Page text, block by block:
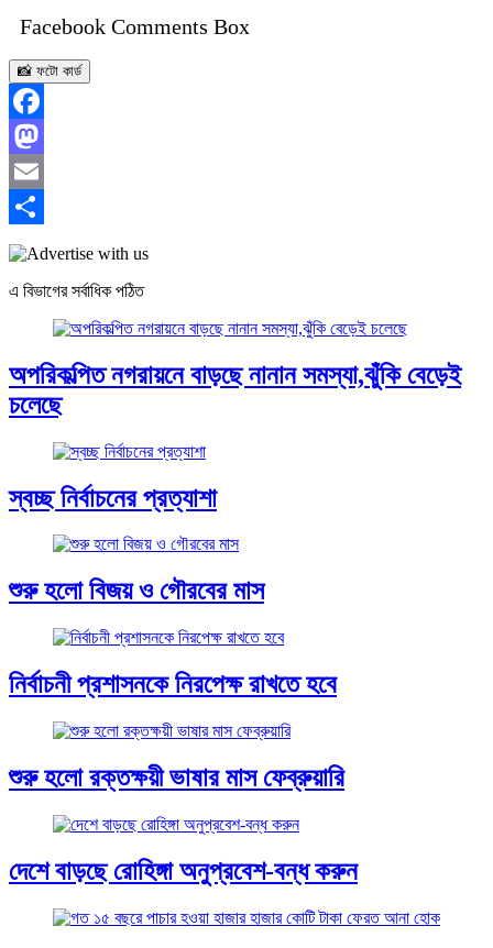
Facebook Comments Box
📸 ফটো কার্ড
Facebook
Mastodon
Email
Share
এ বিভাগের সর্বাধিক পঠিত
অপরিকল্পিত নগরায়নে বাড়ছে নানান সমস্যা,ঝুঁকি বেড়েই
চলেছে
স্বচ্ছ নির্বাচনের প্রত্যাশা
শুরু হলো বিজয় ও গৌরবের মাস
নির্বাচনী প্রশাসনকে নিরপেক্ষ রাখতে হবে
শুরু হলো রক্তক্ষয়ী ভাষার মাস ফেব্রুয়ারি
দেশে বাড়ছে রোহিঙ্গা অনুপ্রবেশ-বন্ধ করুন